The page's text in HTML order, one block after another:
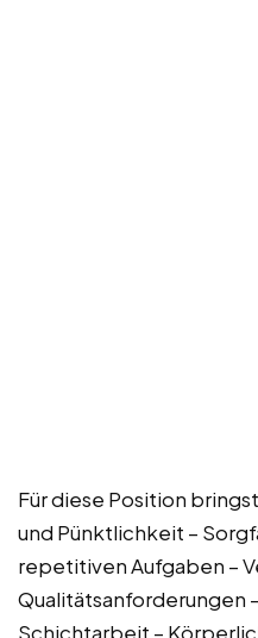
Für diese Position
und Pünktlichkeit –
repetitiven Aufgaben –
Qualitätsanforderungen
Schichtarbeit –